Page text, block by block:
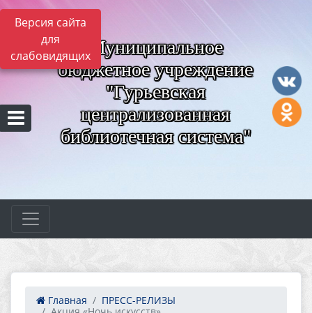
Версия сайта
для
слабовидящих Муниципальное
бюджетное учреждение
"Гурьевская
централизованная
библиотечная система"
Главная
ПРЕСС-РЕЛИЗЫ